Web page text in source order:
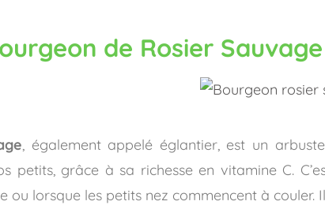
de Rosier
, également appelé églantier, est un
petits, grâce à sa richesse en vitamine C.
ou lorsque les petits nez commencent à couler.